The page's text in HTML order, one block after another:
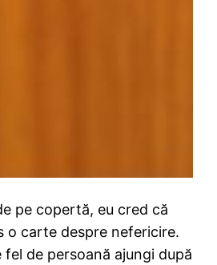
pe copertă, eu cred că
o carte despre nefericire.
de persoană ajungi după